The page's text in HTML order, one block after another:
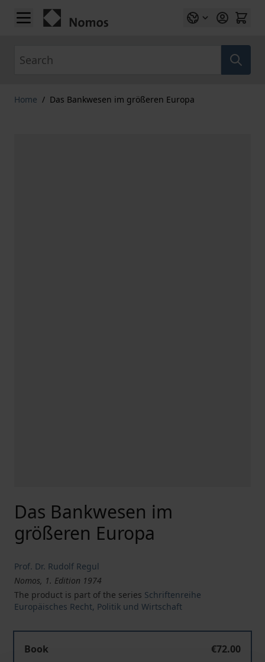
Skip to Content
Home / Das Bankwesen im größeren Europa
Das Bankwesen im
größeren Europa
Prof. Dr. Rudolf Regul
Nomos, 1. Edition 1974
The product is part of the series Schriftenreihe
Europäisches Recht, Politik und Wirtschaft
Book
€72.00